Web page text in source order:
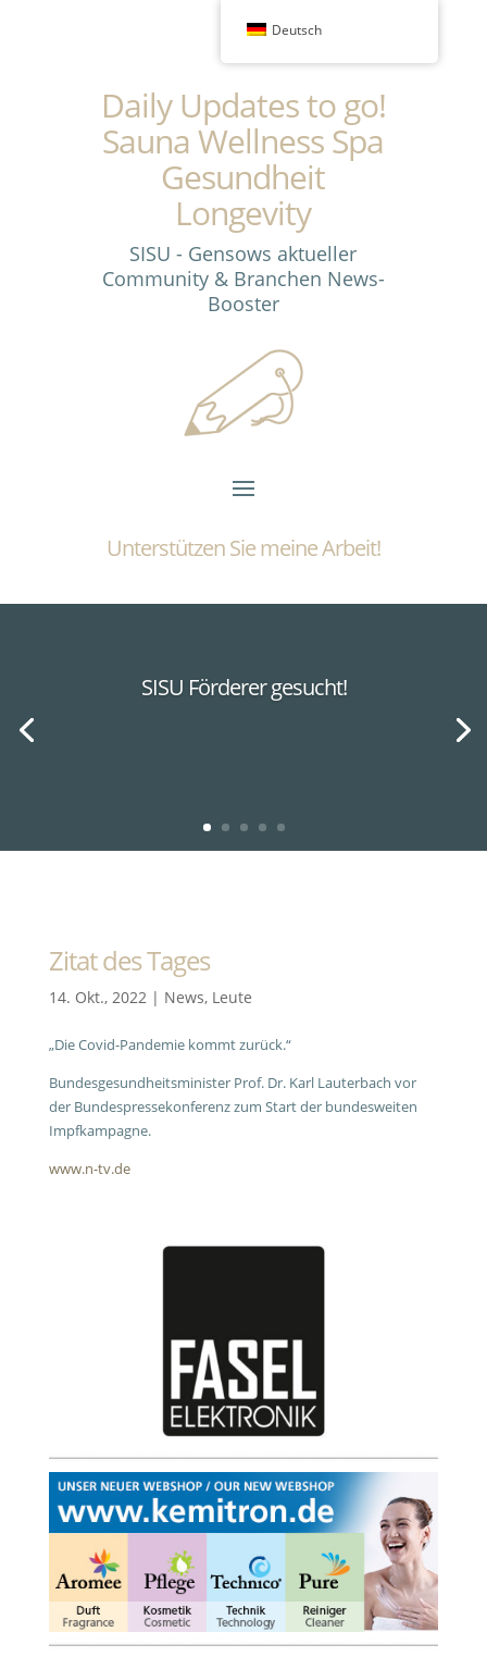
Daily Updates to go!
Sauna Wellness Spa
Gesundheit
Longevity
SISU - Gensows aktueller
Community & Branchen News-
Booster
Unterstützen Sie meine Arbeit!
SISU Förderer gesucht!
Zitat des Tages
14. Okt., 2022| News, Leute
„Die Covid-Pandemie kommt zurück.“
Bundesgesundheitsminister Prof. Dr. Karl Lauterbach vor
der Bundespressekonferenz zum Start der bundesweiten
Impfkampagne.
www.n-tv.de
Deutsch